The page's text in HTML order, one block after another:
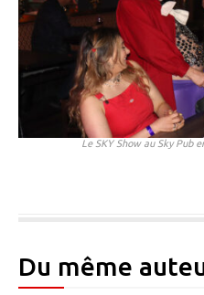
Le SKY Show au Sky Pub
Du même